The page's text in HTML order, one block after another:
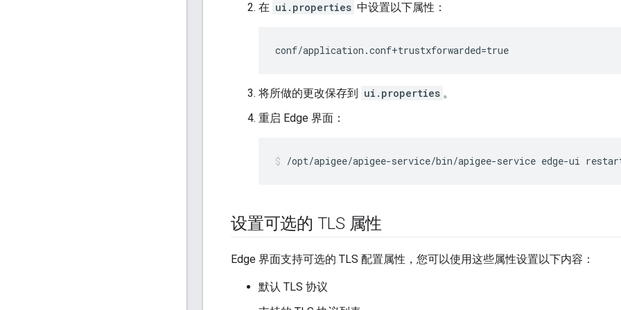
在 ui.properties 中设置以下属性：
conf/application.conf+trustxforwarded=true
将所做的更改保存到 ui.properties 。
重启 Edge 界面：
/opt/apigee/apigee-service/bin/apigee-service edge-ui
设置可选的 TLS 属性
Edge 界面支持可选的 TLS 配置属性，您可以使用这些属性设置以下内容：
默认 TLS 协议